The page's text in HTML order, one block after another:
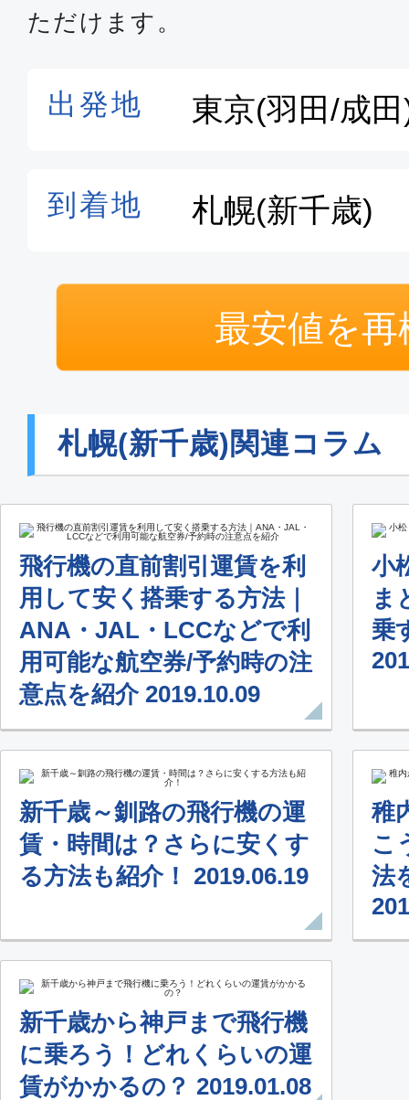
SKY713
JAL501
普通席
06:35
15:25
JAL523
普通席
東京(羽田)
16:40
札幌(
JAL525
普通席
東京(羽田)
17:35
札幌(
JAL527
東京(羽田)
18:40
札幌(
JAL529
東京(羽田)
19:55
札幌(
エコノミー
東京(羽田)
ただけます。
最安値を再
札幌(新千歳)関連コラム
飛行機の直前割引運賃を利
用して安く搭乗する方法｜
ANA・JAL・LCCなどで利
用可能な航空券/予約時の注
意点を紹介 2019.10.09
小
ま
乗
新千歳～釧路の飛行機の運
賃・時間は？さらに安くす
る方法も紹介！ 2019.06.19
稚
こ
法
新千歳から神戸まで飛行機
に乗ろう！どれくらいの運
賃がかかるの？ 2019.01.08